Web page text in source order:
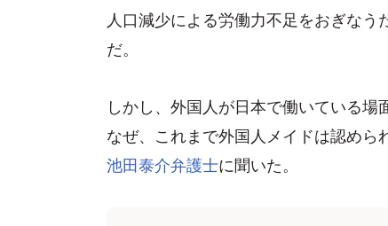
人口減少による労働力不足をおぎな
だ。
しかし、外国人が日本で働いている場
なぜ、これまで外国人メイドは認め
池田泰介弁護士に聞いた。